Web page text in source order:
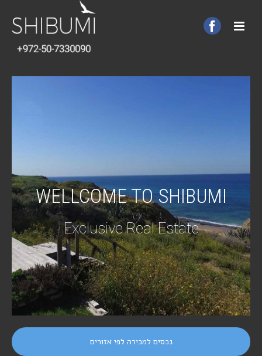
WELLCOME TO SHIBUMI
Exclusive Real Estate
נכסים למכירה לפי אזורים